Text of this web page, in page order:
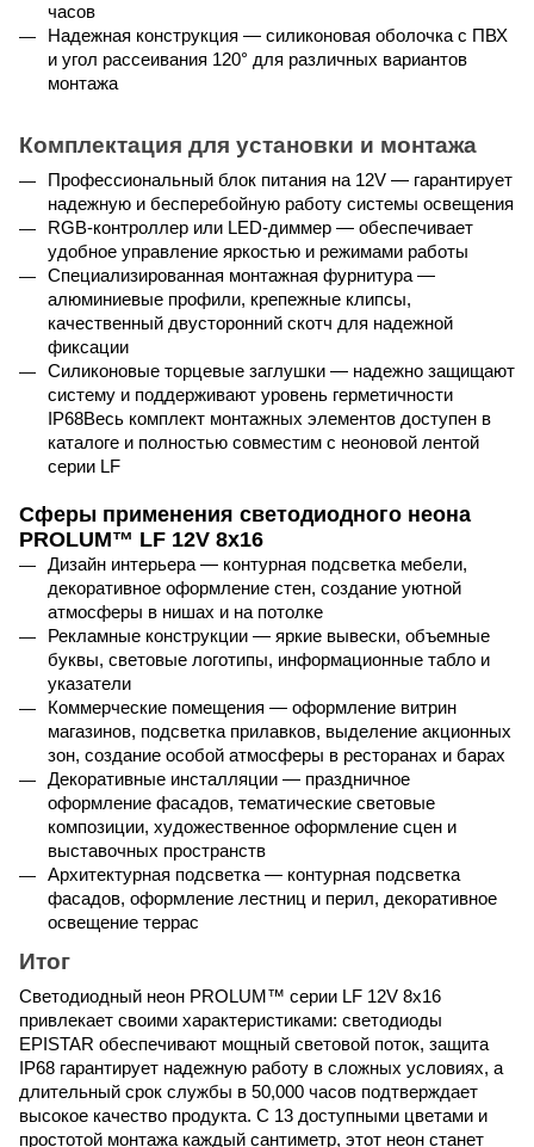
часов
Надежная конструкция — силиконовая оболочка с ПВХ
и угол рассеивания 120° для различных вариантов
монтажа
Комплектация для установки и монтажа
Профессиональный блок питания на 12V — гарантирует
надежную и бесперебойную работу системы освещения
RGB-контроллер или LED-диммер — обеспечивает
удобное управление яркостью и режимами работы
Специализированная монтажная фурнитура —
алюминиевые профили, крепежные клипсы,
качественный двусторонний скотч для надежной
фиксации
Силиконовые торцевые заглушки — надежно защищают
IP68Весь комплект монтажных элементов доступен в
каталоге и полностью совместим с неоновой лентой
серии LF
Сферы применения светодиодного неона
PROLUM™ LF 12V 8x16
Дизайн интерьера — контурная подсветка мебели,
декоративное оформление стен, создание уютной
атмосферы в нишах и на потолке
Рекламные конструкции — яркие вывески, объемные
буквы, световые логотипы, информационные табло и
указатели
Коммерческие помещения — оформление витрин
магазинов, подсветка прилавков, выделение акционных
зон, создание особой атмосферы в ресторанах и барах
Декоративные инсталляции — праздничное
оформление фасадов, тематические световые
композиции, художественное оформление сцен и
выставочных пространств
Архитектурная подсветка — контурная подсветка
фасадов, оформление лестниц и перил, декоративное
освещение террас
Итог
Светодиодный неон PROLUM ™ серии LF 12V 8x16
EPISTAR
IP68 гарантирует надежную работу в сложных условиях, а
длительный срок службы в 50,000 часов подтверждает
высокое качество продукта. С 13 доступными цветами и
простотой монтажа каждый сантиметр, этот неон станет